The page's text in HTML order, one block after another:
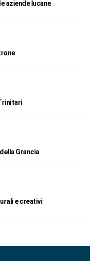
aziende lucane
Grancia
e creativi